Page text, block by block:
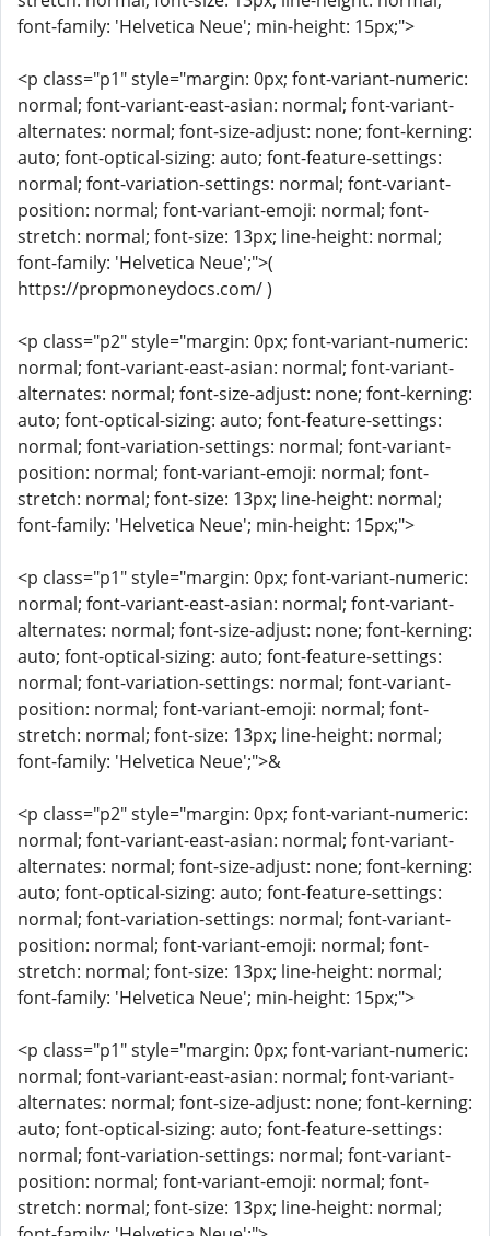
font-family: 'Helvetica Neue'; min-height: 15px;">
<p class="p1" style="margin: 0px; font-variant-numeric:
normal; font-variant-east-asian: normal; font-variant-
alternates: normal; font-size-adjust: none; font-kerning:
auto; font-optical-sizing: auto; font-feature-settings:
normal; font-variation-settings: normal; font-variant-
position: normal; font-variant-emoji: normal; font-
stretch: normal; font-size: 13px; line-height: normal;
font-family: 'Helvetica Neue';">(
https://propmoneydocs.com/ )
<p class="p2" style="margin: 0px; font-variant-numeric:
normal; font-variant-east-asian: normal; font-variant-
alternates: normal; font-size-adjust: none; font-kerning:
auto; font-optical-sizing: auto; font-feature-settings:
normal; font-variation-settings: normal; font-variant-
position: normal; font-variant-emoji: normal; font-
stretch: normal; font-size: 13px; line-height: normal;
font-family: 'Helvetica Neue'; min-height: 15px;">
<p class="p1" style="margin: 0px; font-variant-numeric:
normal; font-variant-east-asian: normal; font-variant-
alternates: normal; font-size-adjust: none; font-kerning:
auto; font-optical-sizing: auto; font-feature-settings:
normal; font-variation-settings: normal; font-variant-
position: normal; font-variant-emoji: normal; font-
stretch: normal; font-size: 13px; line-height: normal;
font-family: 'Helvetica Neue';">&
<p class="p2" style="margin: 0px; font-variant-numeric:
normal; font-variant-east-asian: normal; font-variant-
alternates: normal; font-size-adjust: none; font-kerning:
auto; font-optical-sizing: auto; font-feature-settings:
normal; font-variation-settings: normal; font-variant-
position: normal; font-variant-emoji: normal; font-
stretch: normal; font-size: 13px; line-height: normal;
font-family: 'Helvetica Neue'; min-height: 15px;">
<p class="p1" style="margin: 0px; font-variant-numeric:
normal; font-variant-east-asian: normal; font-variant-
alternates: normal; font-size-adjust: none; font-kerning:
auto; font-optical-sizing: auto; font-feature-settings:
normal; font-variation-settings: normal; font-variant-
position: normal; font-variant-emoji: normal; font-
stretch: normal; font-size: 13px; line-height: normal;